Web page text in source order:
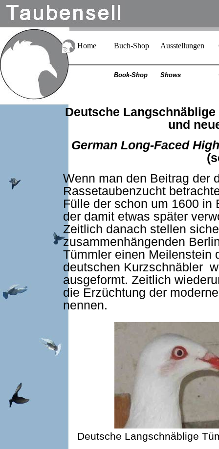
Home Buch-Shop Ausstellungen
Book-Shop Shows
Deutsche
und
German Long-Faced
Wenn man den Beitrag der
Rassetaubenzucht
Fülle der schon um 1600 in
der damit etwas später
Zeitlich danach stellen
zusammenhängenden
Tümmler einen Meilenstein
deutschen Kurzschnäbler
ausgeformt. Zeitlich
die Erzüchtung der
nennen.
Deutsche Langschnäblige